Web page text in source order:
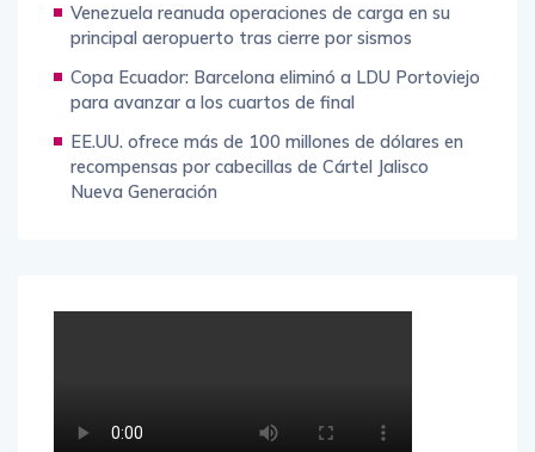
Venezuela reanuda operaciones de carga en su
principal aeropuerto tras cierre por sismos
Copa Ecuador: Barcelona eliminó a LDU Portoviejo
para avanzar a los cuartos de final
EE.UU. ofrece más de 100 millones de dólares en
recompensas por cabecillas de Cártel Jalisco
Nueva Generación